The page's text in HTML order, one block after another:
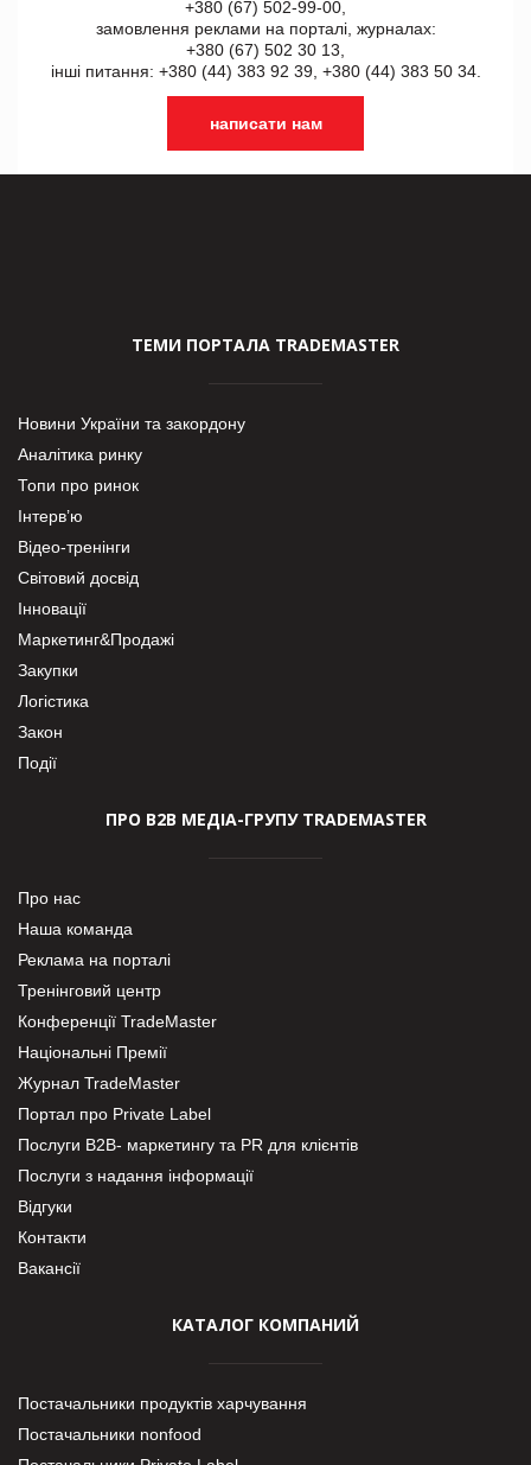
+380 (67) 502-99-00,
замовлення реклами на порталі, журналах:
+380 (67) 502 30 13,
інші питання: +380 (44) 383 92 39, +380 (44) 383 50 34.
написати нам
ТЕМИ ПОРТАЛА TRADEMASTER
Новини України та закордону
Аналітика ринку
Топи про ринок
Інтерв’ю
Відео-тренінги
Світовий досвід
Інновації
Маркетинг&Продажі
Закупки
Логістика
Закон
Події
ПРО В2В МЕДІА-ГРУПУ TRADEMASTER
Про нас
Наша команда
Реклама на порталі
Тренінговий центр
Конференції TradeMaster
Національні Премії
Журнал TradeMaster
Портал про Private Label
Послуги В2В- маркетингу та PR для клієнтів
Послуги з надання інформації
Відгуки
Контакти
Вакансії
КАТАЛОГ КОМПАНИЙ
Постачальники продуктів харчування
Постачальники nonfood